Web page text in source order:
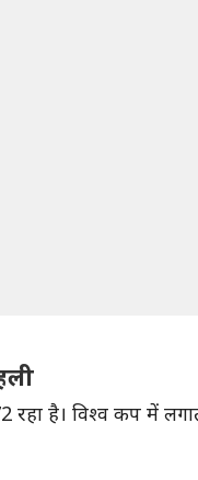
है। विश्व कप में